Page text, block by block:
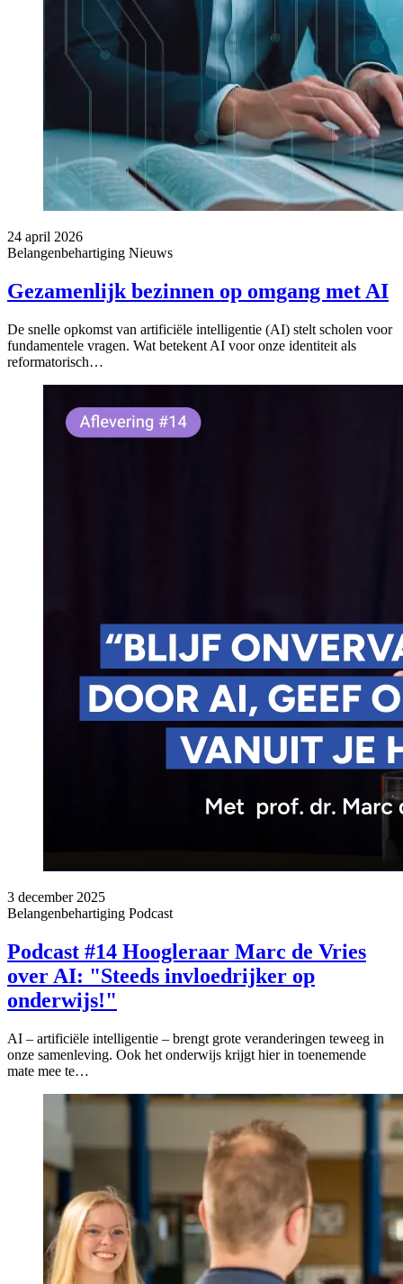
24 april 2026
Belangenbehartiging Nieuws
Gezamenlijk bezinnen op omgang met AI
De snelle opkomst van artificiële intelligentie (AI) stelt scholen voor
fundamentele vragen. Wat betekent AI voor onze identiteit als
reformatorisch…
3 december 2025
Belangenbehartiging Podcast
Podcast #14 Hoogleraar Marc de Vries
over AI: "Steeds invloedrijker op
onderwijs!"
AI – artificiële intelligentie – brengt grote veranderingen teweeg in
onze samenleving. Ook het onderwijs krijgt hier in toenemende
mate mee te…